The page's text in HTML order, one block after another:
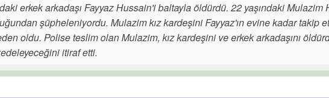
erkek arkadaşı Fayyaz Hussain'i baltayla öldürdü. 22 yaşındaki Mulazim
şüpheleniyordu. Mulazim kız kardeşini Fayyaz'ın evine kadar takip
oldu. Polise teslim olan Mulazim, kız kardeşini ve erkek arkadaşını
itiraf etti.